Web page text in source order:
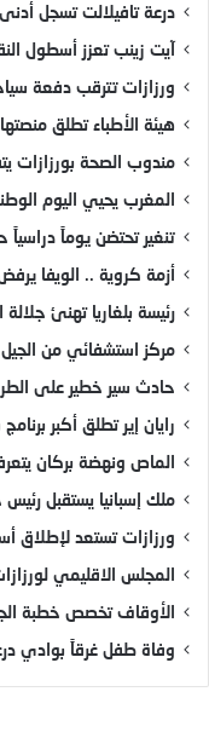
درعة تافيلالت تسجل
آيت زينب تعزز أسطول
ورزازات تترقب دفعة
هيئة الأطباء تطلق
مندوب الصحة بورزازات
المغرب يحيي اليوم الوطني
تنغير تحتضن يوماً
أزمة كروية .. الويفا
رئيسة بلغاريا تهنئ
مركز استشفائي من الجيل
حادث سير خطير على الطريق الوطنية
رايان إير تطلق أكبر
الماص ونهضة بركان
ملك إسبانيا يستقبل
ورزازات تستعد لإطلاق
المجلس الاقليمي
الأوقاف تخصص خطبة
وفاة طفل غرقاً بوادي